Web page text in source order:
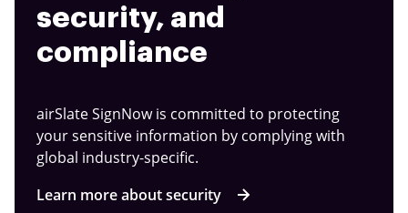
security, and
compliance
airSlate SignNow is committed to protecting
your sensitive information by complying with
global industry-specific.
Learn more about security